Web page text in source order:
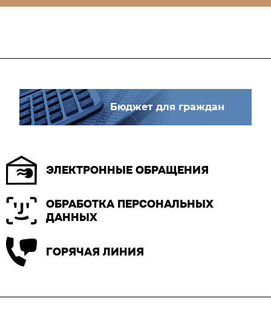
Бюджет для граждан
ЭЛЕКТРОННЫЕ ОБРАЩЕНИЯ
ОБРАБОТКА ПЕРСОНАЛЬНЫХ
ДАННЫХ
ГОРЯЧАЯ ЛИНИЯ